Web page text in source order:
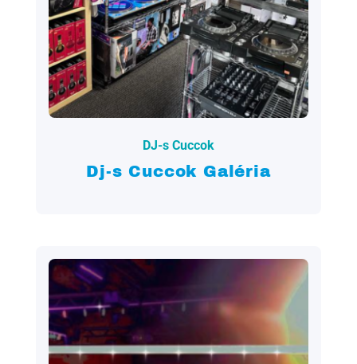
2022.12.30.
DJ-s Cuccok
Dj-s Cuccok Galéria